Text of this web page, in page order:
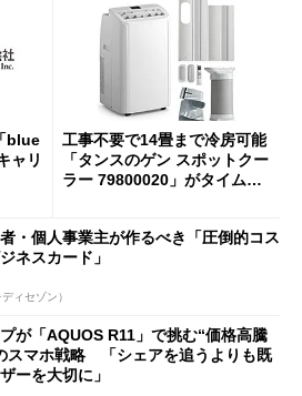
blue
ャリ
工事不要で14畳まで冷房可能
「タンスのゲン スポットクー
ラー 79800020」がタイムセ
・個人事業主が作るべき「圧倒的コス
ネスカード」
ィセゾン）
が「AQUOS R11」で挑む“価格高騰
スマホ戦略 「シェアを追うよりも既
ーを大切に」